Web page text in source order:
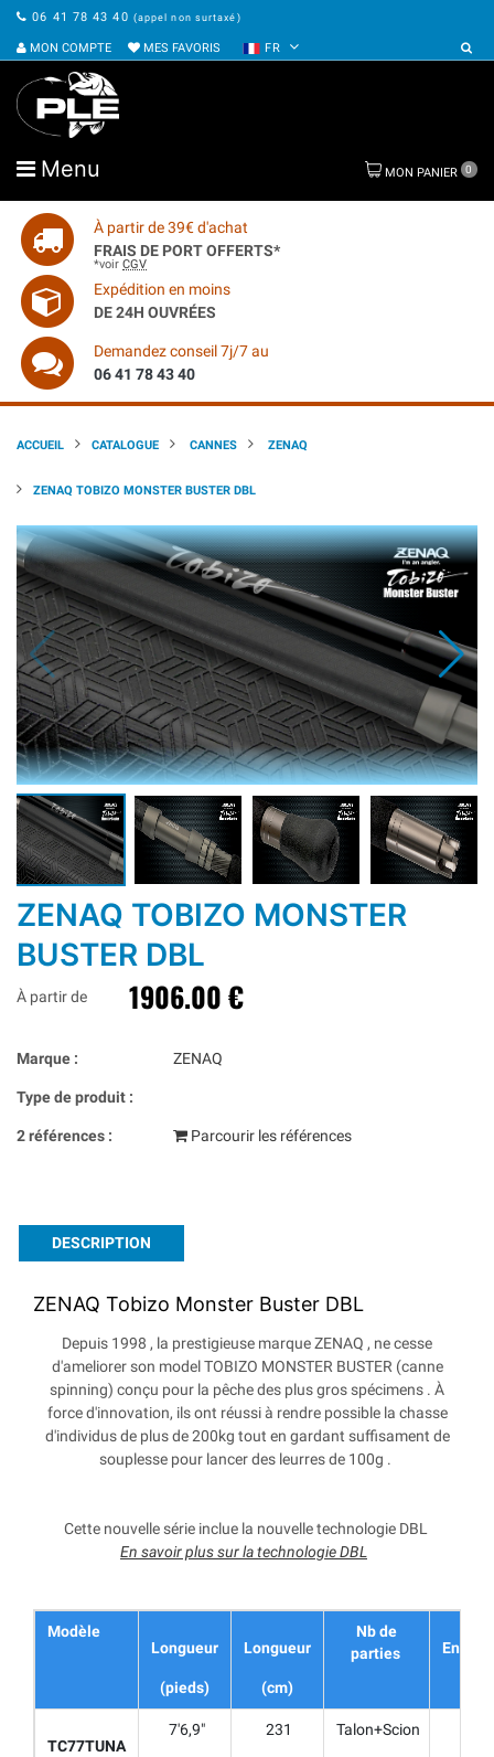
06 41 78 43 40 (appel non surtaxé)
MON COMPTE MES FAVORIS FR
Menu MON PANIER 0
À partir de 39€ d'achat
FRAIS DE PORT OFFERTS*
*voir CGV
Expédition en moins
DE 24H OUVRÉES
Demandez conseil 7j/7 au
06 41 78 43 40
ACCUEIL CATALOGUE CANNES ZENAQ
ZENAQ TOBIZO MONSTER BUSTER DBL
ZENAQ TOBIZO MONSTER
BUSTER DBL
À partir de 1906.00 €
Marque : ZENAQ
Type de produit :
2 références : Parcourir les références
DESCRIPTION
ZENAQ Tobizo Monster Buster DBL
Depuis 1998 , la prestigieuse marque ZENAQ , ne cesse
d'ameliorer son model TOBIZO MONSTER BUSTER (canne
spinning) conçu pour la pêche des plus gros spécimens . À
force d'innovation, ils ont réussi à rendre possible la chasse
d'individus de plus de 200kg tout en gardant suffisament de
souplesse pour lancer des leurres de 100g .
Cette nouvelle série inclue la nouvelle technologie DBL
En savoir plus sur la technologie DBL
Modèle
Longueur
(pieds)
Longueur
(cm)
Nb de
parties
TC77TUNA
7'6,9" 231 Talon+Scion